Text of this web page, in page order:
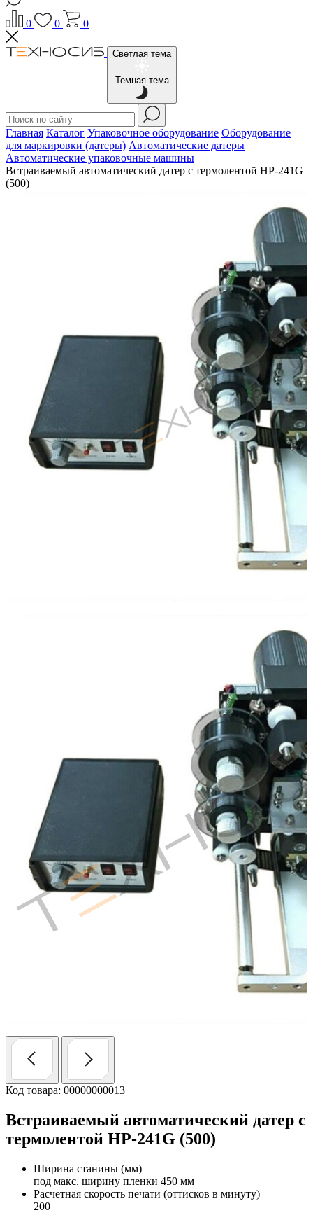
0 0 0
Светлая тема
Темная тема
Главная Каталог Упаковочное оборудование Оборудование
для маркировки (датеры) Автоматические датеры
Автоматические упаковочные машины
Встраиваемый автоматический датер с термолентой НР-241G
(500)
Код товара: 00000000013
Встраиваемый автоматический датер с
термолентой НР-241G (500)
Ширина станины (мм)
под макс. ширину пленки 450 мм
Расчетная скорость печати (оттисков в минуту)
200